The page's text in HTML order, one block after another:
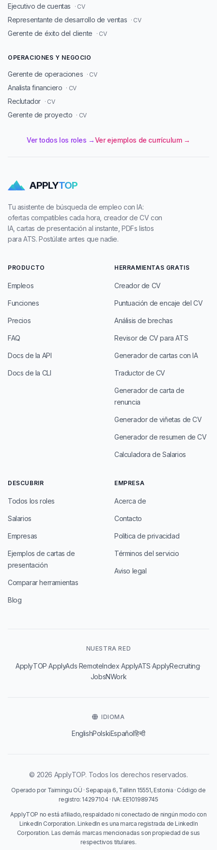
Ejecutivo de cuentas · CV
Representante de desarrollo de ventas · CV
Gerente de éxito del cliente · CV
OPERACIONES Y NEGOCIO
Gerente de operaciones · CV
Analista financiero · CV
Reclutador · CV
Gerente de proyecto · CV
Ver todos los roles →Ver ejemplos de currículum →
APPLYTOP
Tu asistente de búsqueda de empleo con IA:
ofertas compatibles cada hora, creador de CV con
IA, cartas de presentación al instante, PDFs listos
para ATS. Postúlate antes que nadie.
PRODUCTO
Empleos
Funciones
Precios
FAQ
Docs de la API
Docs de la CLI
HERRAMIENTAS GRATIS
Creador de CV
Puntuación de encaje del CV
Análisis de brechas
Revisor de CV para ATS
Generador de cartas con IA
Traductor de CV
Generador de carta de
renuncia
Generador de viñetas de CV
Generador de resumen de CV
Calculadora de Salarios
DESCUBRIR
Todos los roles
Salarios
Empresas
Ejemplos de cartas de
presentación
Comparar herramientas
Blog
EMPRESA
Acerca de
Contacto
Política de privacidad
Términos del servicio
Aviso legal
NUESTRA RED
ApplyTOP·ApplyAds·RemoteIndex·ApplyATS·ApplyRecruiting·
JobsNWork
IDIOMA
EnglishPolskiEspañolहिन्दी
© 2026 ApplyTOP. Todos los derechos reservados.
Operado por Taimingu OÜ · Sepapaja 6, Tallinn 15551, Estonia · Código de
registro: 14297104 · IVA: EE101989745
ApplyTOP no está afiliado, respaldado ni conectado de ningún modo con
LinkedIn Corporation. LinkedIn es una marca registrada de LinkedIn
Corporation. Las demás marcas mencionadas son propiedad de sus
respectivos titulares.